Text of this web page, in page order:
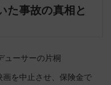
た事故の真相と
ューサーの片桐
画を中止させ、保険金で